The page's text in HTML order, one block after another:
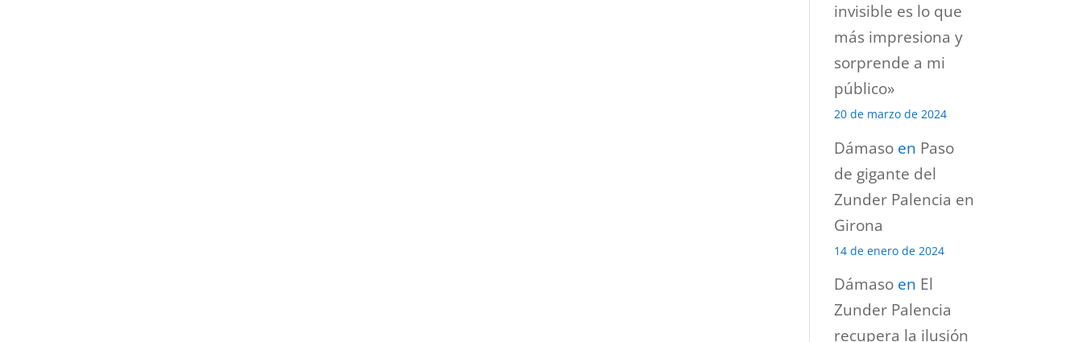
invisible es lo que
más impresiona y
sorprende a mi
público»
20 de marzo de 2024
Dámaso en Paso
de gigante del
Zunder Palencia en
Girona
14 de enero de 2024
Dámaso en El
Zunder Palencia
recupera la ilusión